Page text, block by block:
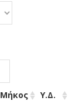
Μήκος
Υ.Δ.